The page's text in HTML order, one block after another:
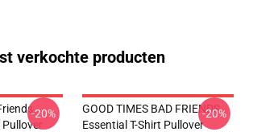
verkochte producten
-20%
GOOD TIMES BAD FRIENDS
Essential T-Shirt Pullover
-20%